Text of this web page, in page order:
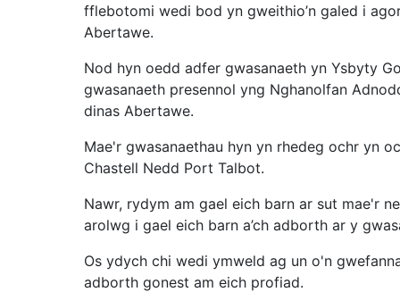
fflebotomi wedi bod yn gweithio’n galed i
Abertawe.
Nod hyn oedd adfer gwasanaeth yn Ysbyty
gwasanaeth presennol yng Nghanolfan
dinas Abertawe.
Mae'r gwasanaethau hyn yn rhedeg ochr yn
Chastell Nedd Port Talbot.
Nawr, rydym am gael eich barn ar sut mae'r
arolwg i gael eich barn a’ch adborth ar y
Os ydych chi wedi ymweld ag un o'n
adborth gonest am eich profiad.